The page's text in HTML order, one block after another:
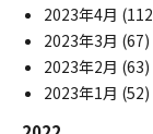
2023年4月
2023年3月 (67)
2023年2月 (63)
2023年1月 (52)